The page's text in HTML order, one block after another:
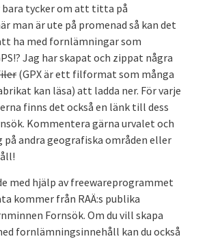
tycker om att titta på
man är ute på promenad så kan det
ha med fornlämningar som
Jag har skapat och zippat några
(GPX är ett filformat som många
kan läsa) att ladda ner. För varje
finns det också en länk till dess
Kommentera gärna urvalet och
på andra geografiska områden eller
med hjälp av freewareprogrammet
kommer från RAÄ:s publika
Fornsök. Om du vill skapa
fornlämningsinnehåll kan du också